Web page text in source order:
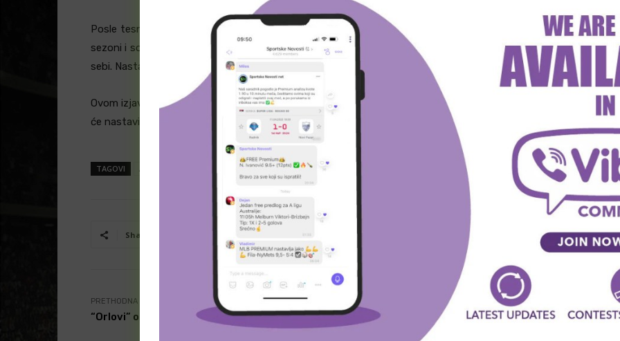
Posle tesne 1-0 pobede nad Girona-om u nedelju, trener je novinarima rekao da razmišlja o sledećoj
sezoni i sopstvenom pristupu novim izazovima. “Iskreno, razmišljam o narednoj sezoni. Razmišljam o
sebi. Nastaviću, ali razmišljam o tome kako da pristupim novom početku,” izjavio je Simeone.
Ovom izjavom Simeone je smirio navijače i sve one koji su pratili njegov status u klubu, potvrđujući da
će nastaviti da gradi budućnost Atletico Madrida.
TAGOVI Atletico Madrid Diego Simeone europa league
Share Facebook Twitter WhatsApp
PRETHODNA VEST
“Orlovi” odlaze na Svetsko prvenstvo!
SLEDEĆA VEST
“Prodaje” vikenda!